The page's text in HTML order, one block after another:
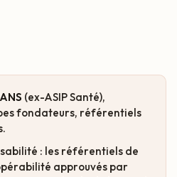
ANS (ex-ASIP Santé),
fondateurs, référentiels
: les référentiels de
approuvés par